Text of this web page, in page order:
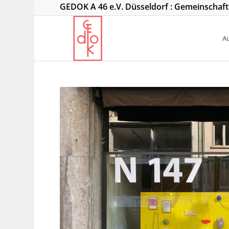
GEDOK A 46 e.V. Düsseldorf :